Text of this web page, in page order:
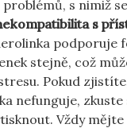
s nimiž
s
podporuje
stejně, což
Pokud
nefunguje,
Vždy